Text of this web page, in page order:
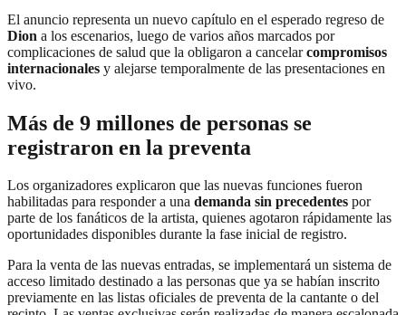
El anuncio representa un nuevo capítulo en el esperado regreso de
Dion a los escenarios, luego de varios años marcados por
complicaciones de salud que la obligaron a cancelarcompromisos
internacionales y alejarse temporalmente de las presentaciones en
vivo.
Más de 9 millones de personas se
registraron en la preventa
Los organizadores explicaron que las nuevas funciones fueron
habilitadas para responder a una demanda sin precedentes por
parte de los fanáticos de la artista, quienes agotaron rápidamente las
oportunidades disponibles durante la fase inicial de registro.
Para la venta de las nuevas entradas, se implementará un sistema de
acceso limitado destinado a las personas que ya se habían inscrito
previamente en las listas oficiales de preventa de la cantante o del